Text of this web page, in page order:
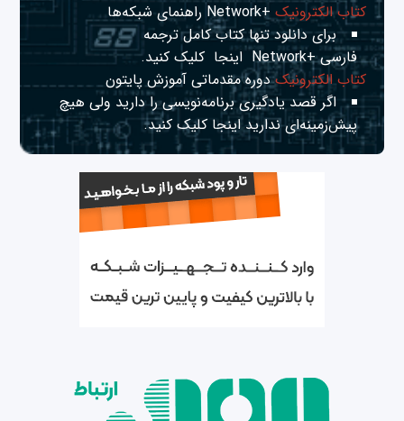
کتاب الکترونیک+Network راهنمای شبکه‌ها
برای دانلود تنها کتاب کامل ترجمه
فارسی +Network
اینجا کلیک کنید.
کتاب الکترونیکدوره مقدماتی آموزش پایتون
اگر قصد یادگیری برنامه‌نویسی را دارید ولی هیچ
پیش‌زمینه‌ای نداریداینجا کلیک کنید.